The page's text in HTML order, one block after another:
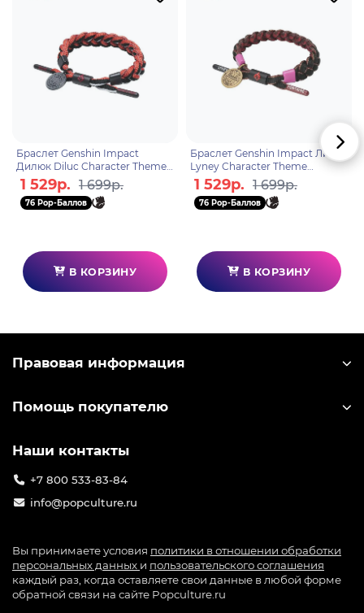
книги с древними знаниями. Нахидаготовится к
тому, чтобы стать умной и справедливой
правительницей своего народа.
Браслет Genshin Impact
Дилюк Diluc Character Theme
6942421155003
1 529р. 1 699р.
76 Pop-Баллов
В КОРЗИНУ
Браслет Genshin Impact Лини
Lyney Character Theme
6942421155096
1 529р. 1 699р.
76 Pop-Баллов
В КОРЗИНУ
Правовая информация
Помощь покупателю
Наши контакты
+7 800 533-83-84
info@popculture.ru
Вы принимаете условия политики в отношении обработки
персональных данных и пользовательского соглашения
каждый раз, когда оставляете свои данные в любой форме
обратной связи на сайте Popculture.ru